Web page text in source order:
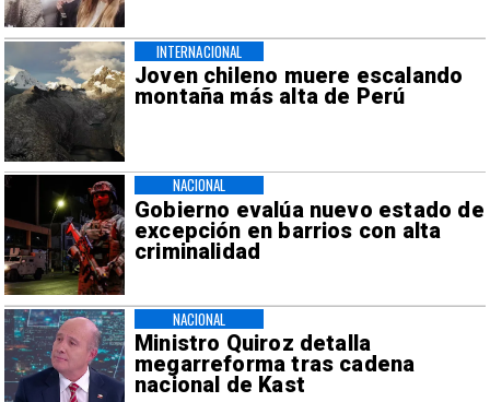
Joven chileno muere escalando
montaña más alta de Perú
INTERNACIONAL
Gobierno evalúa nuevo estado de
excepción en barrios con alta
criminalidad
NACIONAL
Ministro Quiroz detalla
megarreforma tras cadena
nacional de Kast
NACIONAL